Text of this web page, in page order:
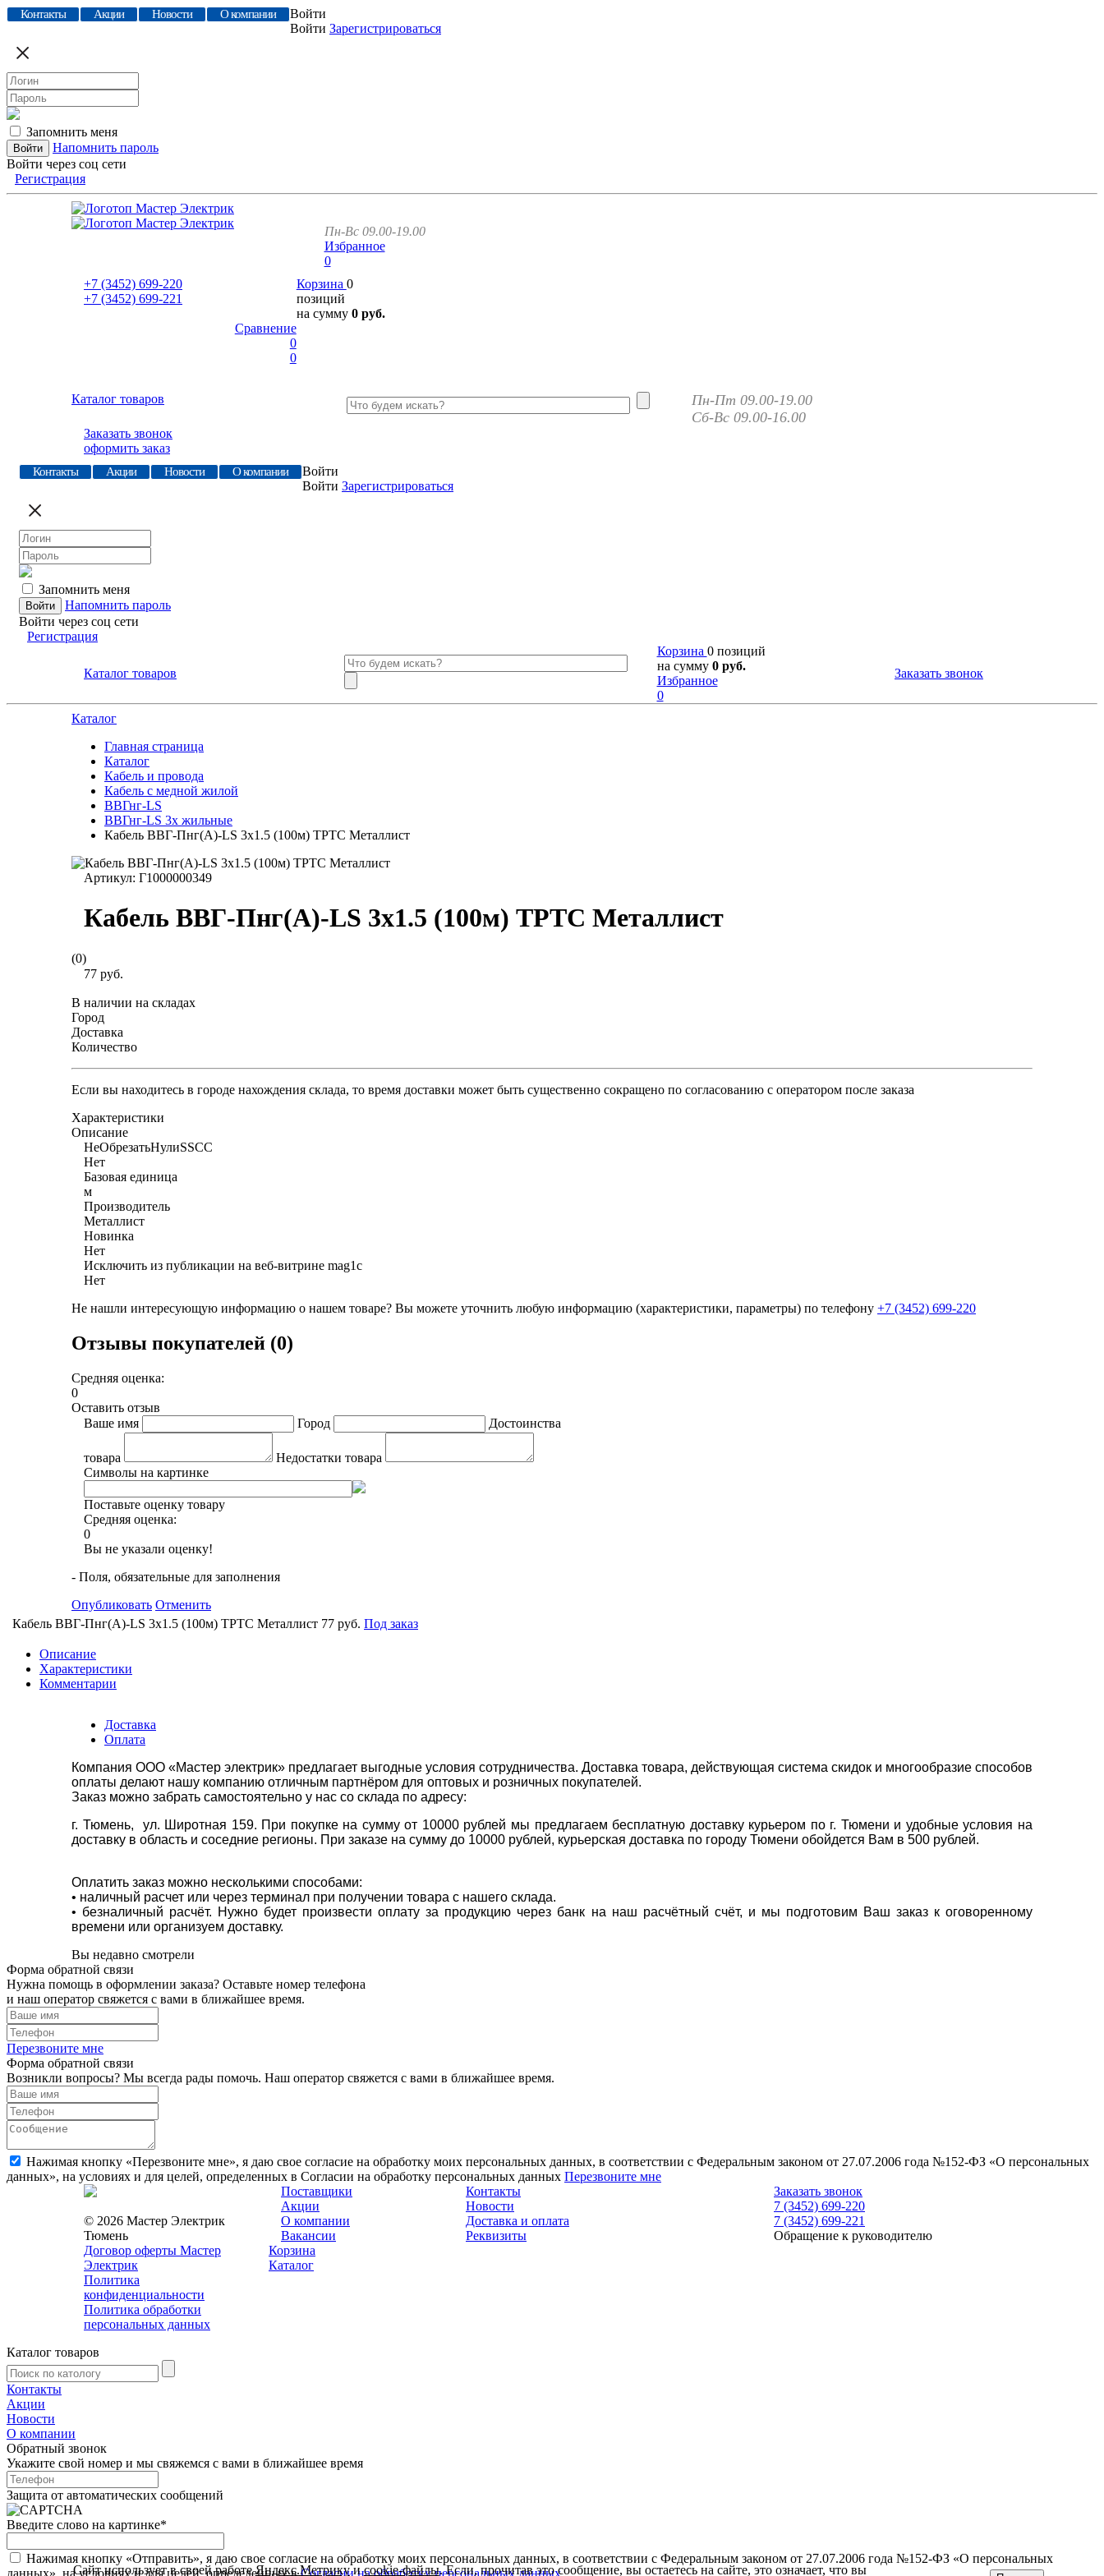
Контакты Акции Новости О компании
Войти
Войти Зарегистрироваться
Запомнить меня
Напомнить пароль
Войти через соц сети
Регистрация
Пн-Вс 09.00-19.00
Избранное
0
+7 (3452) 699-220
+7 (3452) 699-221
Корзина 0
позиций
на сумму 0 руб.
Сравнение
0
0
Каталог товаров
Пн-Пт 09.00-19.00
Сб-Вс 09.00-16.00
Заказать звонок
оформить заказ
Контакты Акции Новости О компании
Войти
Войти Зарегистрироваться
Запомнить меня
Напомнить пароль
Войти через соц сети
Регистрация
Каталог товаров
Корзина 0 позиций
на сумму 0 руб.
Избранное
0
Заказать звонок
Каталог
Главная страница
Каталог
Кабель и провода
Кабель с медной жилой
ВВГнг-LS
ВВГнг-LS 3х жильные
Кабель ВВГ-Пнг(А)-LS 3х1.5 (100м) ТРТС Металлист
Артикул: Г1000000349
Кабель ВВГ-Пнг(А)-LS 3х1.5 (100м) ТРТС Металлист
(0)
77 руб.
В наличии на складах
Город
Доставка
Количество
Если вы находитесь в городе нахождения склада, то время доставки может быть существенно сокращено по согласованию с оператором после заказа
Характеристики
Описание
НеОбрезатьНулиSSCC
Нет
Базовая единица
м
Производитель
Металлист
Новинка
Нет
Исключить из публикации на веб-витрине mag1c
Нет
Не нашли интересующую информацию о нашем товаре? Вы можете уточнить любую информацию (характеристики, параметры) по телефону +7 (3452) 699-220
Отзывы покупателей (0)
Средняя оценка:
0
Оставить отзыв
Ваше имя
Город Достоинства
товара
Недостатки товара
Символы на картинке
Поставьте оценку товару
Средняя оценка:
0
Вы не указали оценку!
- Поля, обязательные для заполнения
Опубликовать Отменить
Кабель ВВГ-Пнг(А)-LS 3х1.5 (100м) ТРТС Металлист 77 руб. Под заказ
Описание
Характеристики
Комментарии
Доставка
Оплата
Компания ООО «Мастер электрик» предлагает выгодные условия сотрудничества. Доставка товара, действующая система скидок и многообразие способов
оплаты делают нашу компанию отличным партнёром для оптовых и розничных покупателей.
Заказ можно забрать самостоятельно у нас со склада по адресу:
г. Тюмень, ул. Широтная 159. При покупке на сумму от 10000 рублей мы предлагаем бесплатную доставку курьером по г. Тюмени и удобные условия на
доставку в область и соседние регионы. При заказе на сумму до 10000 рублей, курьерская доставка по городу Тюмени обойдется Вам в 500 рублей.
Оплатить заказ можно несколькими способами:
• наличный расчет или через терминал при получении товара с нашего склада.
• безналичный расчёт. Нужно будет произвести оплату за продукцию через банк на наш расчётный счёт, и мы подготовим Ваш заказ к оговоренному
времени или организуем доставку.
Вы недавно смотрели
Форма обратной связи
Нужна помощь в оформлении заказа? Оставьте номер телефона
и наш оператор свяжется с вами в ближайшее время.
Перезвоните мне
Форма обратной связи
Возникли вопросы? Мы всегда рады помочь. Наш оператор свяжется с вами в ближайшее время.
Нажимая кнопку «Перезвоните мне», я даю свое согласие на обработку моих персональных данных, в соответствии с Федеральным законом от 27.07.2006 года №152-ФЗ «О персональных
данных», на условиях и для целей, определенных в Согласии на обработку персональных данных Перезвоните мне
© 2026 Мастер Электрик
Тюмень
Договор оферты Мастер
Электрик
Политика
конфиденциальности
Политика обработки
персональных данных
Поставщики
Контакты
Акции
Новости
О компании
Доставка и оплата
Вакансии
Реквизиты
Заказать звонок
7 (3452) 699-220
7 (3452) 699-221
Обращение к руководителю
Корзина
Каталог
Каталог товаров
Контакты
Акции
Новости
О компании
Обратный звонок
Укажите свой номер и мы свяжемся с вами в ближайшее время
Защита от автоматических сообщений
Введите слово на картинке*
Нажимая кнопку «Отправить», я даю свое согласие на обработку моих персональных данных, в соответствии с Федеральным законом от 27.07.2006 года №152-ФЗ «О персональных
данных», на условиях и для целей, определенных вСогласии на обработку персональных данных
Сайт использует в своей работеЯндекс.Метрикуиcookie-файлы. Если, прочитав это сообщение, вы остаетесь на сайте, это означает, что вы